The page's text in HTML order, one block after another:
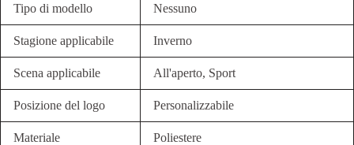
Tipo di modello Nessuno
Stagione applicabile Inverno
Scena applicabile All'aperto, Sport
Posizione del logo Personalizzabile
Materiale Poliestere